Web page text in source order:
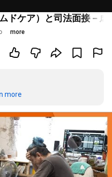
ドケア）と司法面接－
more
more